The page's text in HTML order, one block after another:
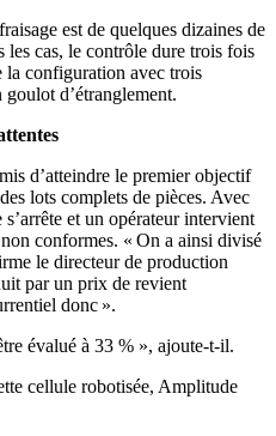
est de quelques dizaines de
les cas, le contrôle dure trois fois
la configuration avec trois
goulot d’étranglement.
d’atteindre le premier objectif
lots complets de pièces. Avec
et un opérateur intervient
conformes. « On a ainsi divisé
le directeur de production
par un prix de revient
donc ».
évalué à 33 % », ajoute-t-il.
cellule robotisée, Amplitude